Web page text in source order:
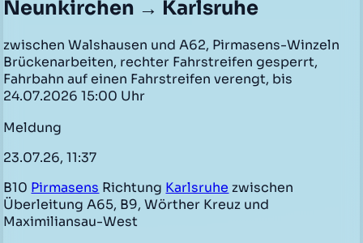
Neunkirchen → Karlsruhe
zwischen Walshausen und A62, Pirmasens-Winzeln
Brückenarbeiten, rechter Fahrstreifen gesperrt,
Fahrbahn auf einen Fahrstreifen verengt, bis
24.07.2026 15:00 Uhr
Meldung
23.07.26, 11:37
B10 Pirmasens Richtung Karlsruhe zwischen
Überleitung A65, B9, Wörther Kreuz und
Maximiliansau-West